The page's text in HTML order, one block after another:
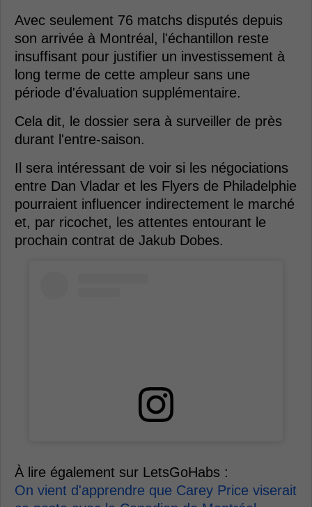
Avec seulement 76 matchs disputés depuis
son arrivée à Montréal, l'échantillon reste
insuffisant pour justifier un investissement à
long terme de cette ampleur sans une
période d'évaluation supplémentaire.
Cela dit, le dossier sera à surveiller de près
durant l'entre-saison.
Il sera intéressant de voir si les négociations
entre Dan Vladar et les Flyers de Philadelphie
pourraient influencer indirectement le marché
et, par ricochet, les attentes entourant le
prochain contrat de Jakub Dobes.
À lire également sur LetsGoHabs :
On vient d'apprendre que Carey Price viserait